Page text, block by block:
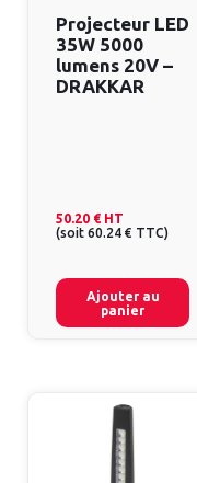
Projecteur LED
35W 5000
lumens 20V –
DRAKKAR
50.20 € HT
(soit 60.24 € TTC)
Ajouter au
panier